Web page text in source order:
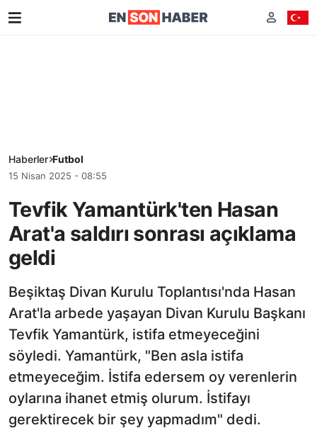
Haberler Futbol
15 Nisan 2025 - 08:55
Tevfik Yamantürk'ten Hasan
Arat'a saldırı sonrası açıklama
geldi
Beşiktaş Divan Kurulu Toplantısı'nda Hasan
Arat'la arbede yaşayan Divan Kurulu Başkanı
Tevfik Yamantürk, istifa etmeyeceğini
söyledi. Yamantürk, "Ben asla istifa
etmeyeceğim. İstifa edersem oy verenlerin
oylarına ihanet etmiş olurum. İstifayı
gerektirecek bir şey yapmadım" dedi.